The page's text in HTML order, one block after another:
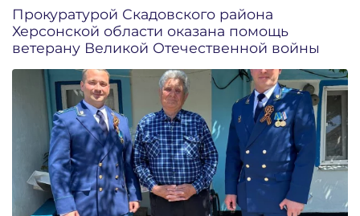
Прокуратурой Скадовского района
Херсонской области оказана помощь
ветерану Великой Отечественной войны